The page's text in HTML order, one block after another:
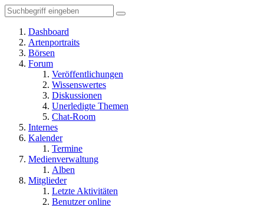
Dashboard
Artenportraits
Börsen
Forum
Veröffentlichungen
Wissenswertes
Diskussionen
Unerledigte Themen
Chat-Room
Internes
Kalender
Termine
Medienverwaltung
Alben
Mitglieder
Letzte Aktivitäten
Benutzer online